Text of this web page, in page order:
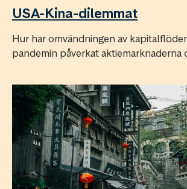
USA-Kina-dilemmat
Hur har omvändningen av
pandemin påverkat aktiemarknaderna